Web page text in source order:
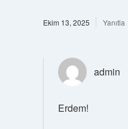
Ekim 13, 2025 Yanıtla
admin
Erdem!